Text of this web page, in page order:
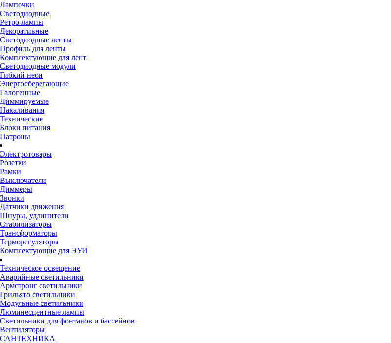
Лампочки
Светодиодные
Ретро-лампы
Декоративные
Светодиодные ленты
Профиль для ленты
Комплектующие для лент
Светодиодные модули
Гибкий неон
Энергосберегающие
Галогенные
Диммируемые
Накаливания
Технические
Блоки питания
Патроны
Электротовары
Розетки
Рамки
Выключатели
Диммеры
Звонки
Датчики движения
Шнуры, удлинители
Стабилизаторы
Трансформаторы
Терморегуляторы
Комплектующие для ЭУИ
Техническое освещение
Аварийные светильники
Армстронг светильники
Грильято светильники
Модульные светильники
Люминесцентные лампы
Светильники для фонтанов и бассейнов
Вентиляторы
САНТЕХНИКА